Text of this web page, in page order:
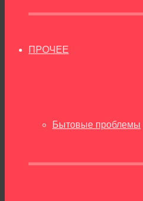
ПРОЧЕЕ
Бытовые проблемы